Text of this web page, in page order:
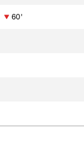
60'